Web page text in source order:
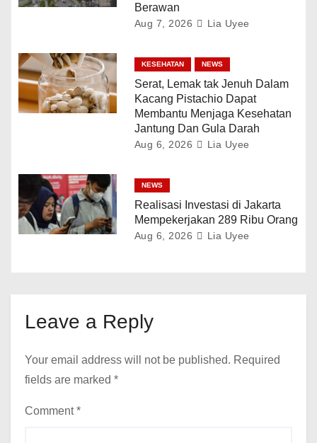
Berawan
Aug 7, 2026 Lia Uyee
KESEHATAN NEWS
Serat, Lemak tak Jenuh Dalam
Kacang Pistachio Dapat
Membantu Menjaga Kesehatan
Jantung Dan Gula Darah
Aug 6, 2026 Lia Uyee
NEWS
Realisasi Investasi di Jakarta
Mempekerjakan 289 Ribu Orang
Aug 6, 2026 Lia Uyee
Leave a Reply
Your email address will not be published. Required
fields are marked *
Comment*